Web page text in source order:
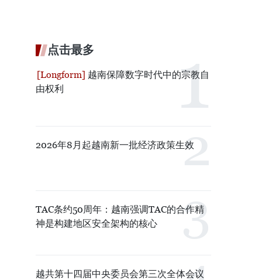
点击最多
越南保障数字时代中的宗教自
由权利
2026年8月起越南新一批经济政策生效
TAC条约50周年：越南强调TAC的合作精
神是构建地区安全架构的核心
越共第十四届中央委员会第三次全体会议